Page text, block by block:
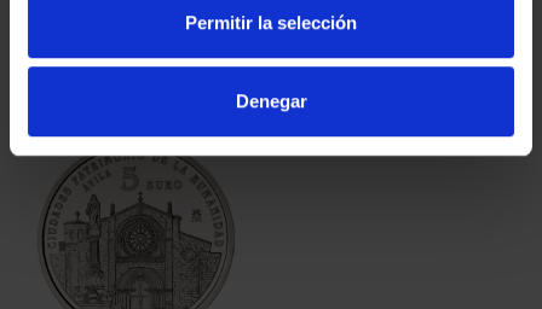
Permitir la selección
Denegar